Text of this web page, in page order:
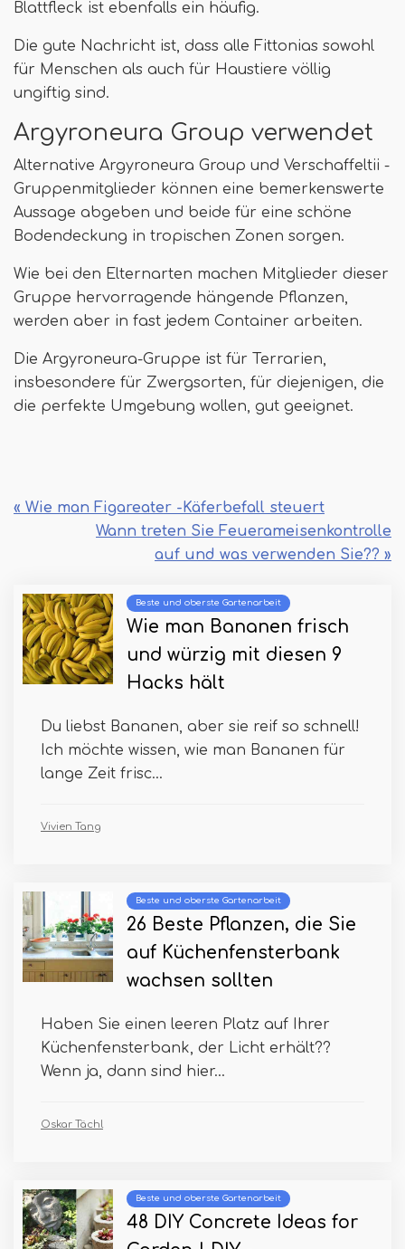
Blattfleck ist ebenfalls ein häufig.
Die gute Nachricht ist, dass alle Fittonias sowohl
für Menschen als auch für Haustiere völlig
ungiftig sind.
Argyroneura Group verwendet
Alternative Argyroneura Group und Verschaffeltii -
Gruppenmitglieder können eine bemerkenswerte
Aussage abgeben und beide für eine schöne
Bodendeckung in tropischen Zonen sorgen.
Wie bei den Elternarten machen Mitglieder dieser
Gruppe hervorragende hängende Pflanzen,
werden aber in fast jedem Container arbeiten.
Die Argyroneura-Gruppe ist für Terrarien,
insbesondere für Zwergsorten, für diejenigen, die
die perfekte Umgebung wollen, gut geeignet.
« Wie man Figareater -Käferbefall steuert
Wann treten Sie Feuerameisenkontrolle
auf und was verwenden Sie?? »
Beste und oberste Gartenarbeit
Wie man Bananen frisch
und würzig mit diesen 9
Hacks hält
Du liebst Bananen, aber sie reif so schnell!
Ich möchte wissen, wie man Bananen für
lange Zeit frisc...
Vivien Tang
Beste und oberste Gartenarbeit
26 Beste Pflanzen, die Sie
auf Küchenfensterbank
wachsen sollten
Haben Sie einen leeren Platz auf Ihrer
Küchenfensterbank, der Licht erhält??
Wenn ja, dann sind hier...
Oskar Tächl
Beste und oberste Gartenarbeit
48 DIY Concrete Ideas for